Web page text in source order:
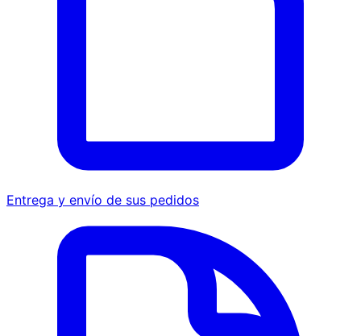
Entrega y envío de sus pedidos